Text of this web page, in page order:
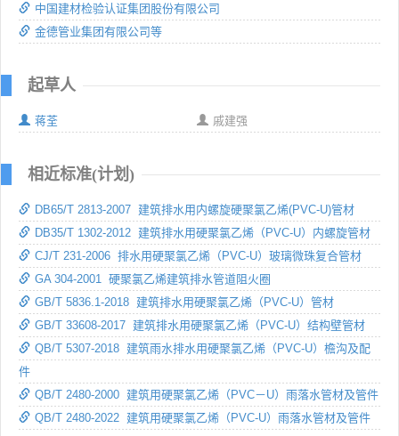
中国建材检验认证集团股份有限公司
金德管业集团有限公司等
起草人
蒋荃 戚建强
相近标准(计划)
DB65/T 2813-2007 建筑排水用内螺旋硬聚氯乙烯(PVC-U)管材
DB35/T 1302-2012 建筑排水用硬聚氯乙烯（PVC-U）内螺旋管材
CJ/T 231-2006 排水用硬聚氯乙烯（PVC-U）玻璃微珠复合管材
GA 304-2001 硬聚氯乙烯建筑排水管道阻火圈
GB/T 5836.1-2018 建筑排水用硬聚氯乙烯（PVC-U）管材
GB/T 33608-2017 建筑排水用硬聚氯乙烯（PVC-U）结构壁管材
QB/T 5307-2018 建筑雨水排水用硬聚氯乙烯（PVC-U）檐沟及配
件
QB/T 2480-2000 建筑用硬聚氯乙烯（PVC－U）雨落水管材及管件
QB/T 2480-2022 建筑用硬聚氯乙烯（PVC-U）雨落水管材及管件